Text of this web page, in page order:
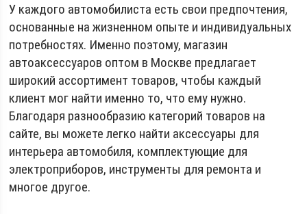
У каждого автомобилиста есть свои предпочтения,
основанные на жизненном опыте и индивидуальных
потребностях. Именно поэтому, магазин
автоаксессуаров оптом в Москве предлагает
широкий ассортимент товаров, чтобы каждый
клиент мог найти именно то, что ему нужно.
Благодаря разнообразию категорий товаров на
сайте, вы можете легко найти аксессуары для
интерьера автомобиля, комплектующие для
электроприборов, инструменты для ремонта и
многое другое.